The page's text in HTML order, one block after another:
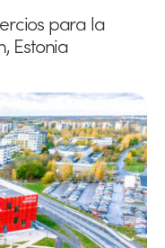
para la
Estonia